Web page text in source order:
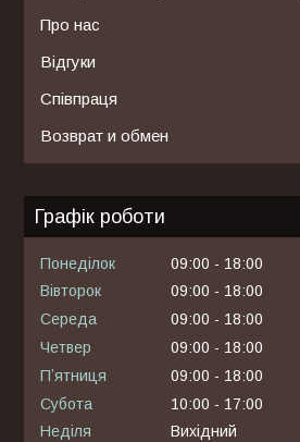
Про нас
Відгуки
Співпраця
Возврат и обмен
Графік роботи
Понеділок 09:00
18:00
Вівторок
09:00
18:00
Середа
09:00
18:00
Четвер
09:00
18:00
Пʼятниця
09:00
18:00
Субота
10:00
17:00
Неділя
Вихідний